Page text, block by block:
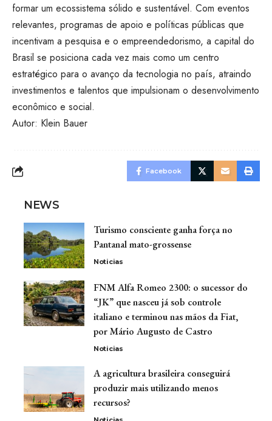
formar um ecossistema sólido e sustentável. Com eventos
relevantes, programas de apoio e políticas públicas que
incentivam a pesquisa e o empreendedorismo, a capital do
Brasil se posiciona cada vez mais como um centro
estratégico para o avanço da tecnologia no país, atraindo
investimentos e talentos que impulsionam o desenvolvimento
econômico e social.
Autor: Klein Bauer
Facebook
NEWS
Turismo consciente ganha força no
Pantanal mato-grossense
Noticias
FNM Alfa Romeo 2300: o sucessor do
“JK” que nasceu já sob controle
italiano e terminou nas mãos da Fiat,
por Mário Augusto de Castro
Noticias
A agricultura brasileira conseguirá
produzir mais utilizando menos
recursos?